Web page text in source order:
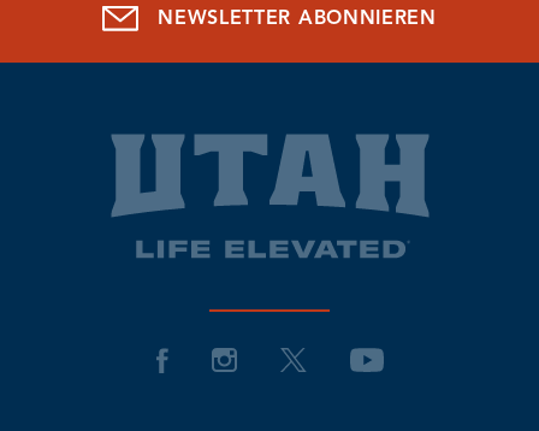
NEWSLETTER ABONNIEREN